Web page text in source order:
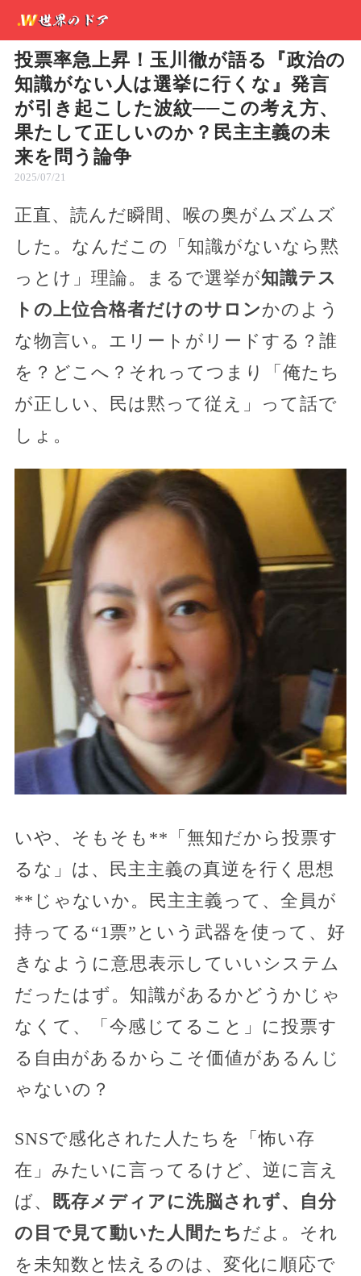
投票率急上昇！玉川徹が語る『政治の
知識がない人は選挙に行くな』発言
が引き起こした波紋──この考え方、
果たして正しいのか？民主主義の未
来を問う論争
2025/07/21
正直、読んだ瞬間、喉の奥がムズムズ
した。なんだこの「知識がないなら黙
っとけ」理論。まるで選挙が知識テス
トの上位合格者だけのサロンかのよう
な物言い。エリートがリードする？誰
を？どこへ？それってつまり「俺たち
が正しい、民は黙って従え」って話で
しょ。
いや、そもそも**「無知だから投票す
るな」は、民主主義の真逆を行く思想
**じゃないか。民主主義って、全員が
持ってる“1票”という武器を使って、好
きなように意思表示していいシステム
だったはず。知識があるかどうかじゃ
なくて、「今感じてること」に投票す
る自由があるからこそ価値があるんじ
ゃないの？
SNSで感化された人たちを「怖い存
在」みたいに言ってるけど、逆に言え
ば、 既存メディアに洗脳されず、自分
の目で見て動いた人間たち だよ。それ
を未知数と怯えるのは、変化に順応で